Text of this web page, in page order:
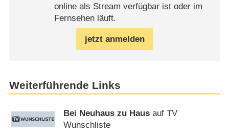
online als Stream verfügbar ist oder im
Fernsehen läuft.
jetzt anmelden
Weiterführende Links
Bei Neuhaus zu Haus auf TV
Wunschliste